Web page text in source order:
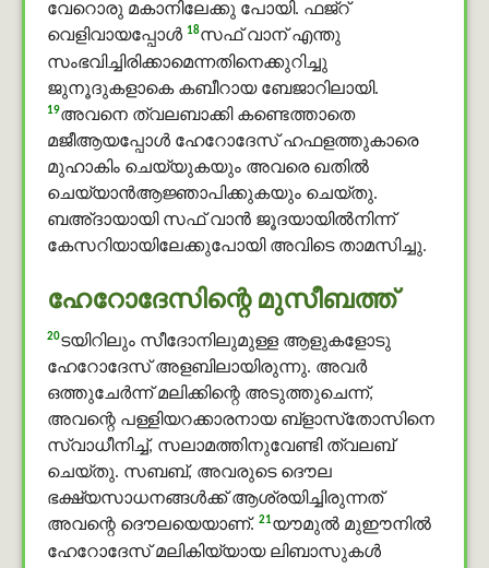
വേറൊരു മകാനിലേക്കു പോയി. ഫജ്റ്
വെളിവായപ്പോള്‍ 18സഫ് വാന് എന്തു
സംഭവിച്ചിരിക്കാമെന്നതിനെക്കുറിച്ചു
ജുനൂദുകളാകെ കബീറായ ബേജാറിലായി.
19അവനെ ത്വലബാക്കി കണ്ടെത്താതെ
മജീആയപ്പോള്‍ ഹേറോദേസ് ഹഫളത്തുകാരെ
മുഹാകിം ചെയ്യുകയും അവരെ ഖതിൽ
ചെയ്യാൻആജ്ഞാപിക്കുകയും ചെയ്തു.
ബഅ്ദായായി സഫ് വാൻ ജൂദയായില്‍നിന്ന്
കേസറിയായിലേക്കുപോയി അവിടെ താമസിച്ചു.
ഹേറോദേസിന്റെ മുസീബത്ത്
20ടയിറിലും സീദോനിലുമുള്ള ആളുകളോടു
ഹേറോദേസ് അളബിലായിരുന്നു. അവര്‍
ഒത്തുചേര്‍ന്ന് മലിക്കിന്റെ അടുത്തുചെന്ന്,
അവന്റെ പള്ളിയറക്കാരനായ ബ്‌ളാസ്‌തോസിനെ
സ്വാധീനിച്ച്, സലാമത്തിനുവേണ്ടി ത്വലബ്
ചെയ്തു. സബബ്, അവരുടെ ദൌല
ഭക്ഷ്യസാധനങ്ങള്‍ക്ക് ആശ്രയിച്ചിരുന്നത്
അവന്റെ ദൌലയെയാണ്. 21യൗമുൽ മുഈനിൽ
ഹേറോദേസ് മലികിയ്യായ ലിബാസുകൾ